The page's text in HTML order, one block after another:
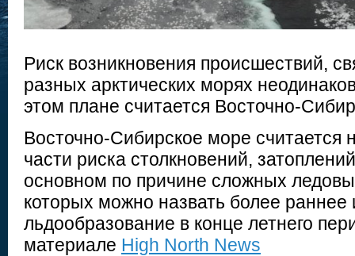
Риск возникновения происшествий,
разных арктических морях
этом плане считается Восточно-
Восточно-Сибирское море считается
части риска столкновений,
основном по причине сложных
которых можно назвать более раннее
льдообразование в конце летнего
материале High North News